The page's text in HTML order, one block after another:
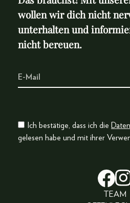
wollen wir dich nicht
unterhalten und
nicht bereuen.
Ich bestätige, dass ich die
gelesen habe und mit ihrer
TEAM